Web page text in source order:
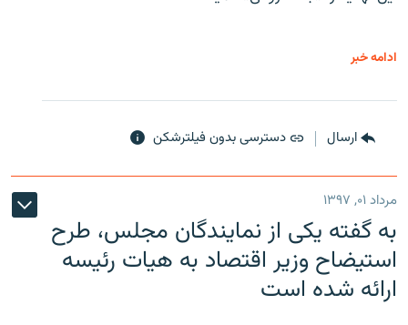
ادامه خبر
ارسال دسترسی بدون فیلترشکن
مرداد ۰۱, ۱۳۹۷
به گفته یکی از نمایندگان مجلس، طرح
استیضاح وزیر اقتصاد به هیات رئیسه
ارائه شده است